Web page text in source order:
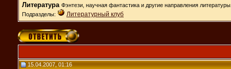
Литература Фэнтези, научная фантастика и другие направления литературы.
Подразделы:
Литературный клуб
15.04.2007, 01:16